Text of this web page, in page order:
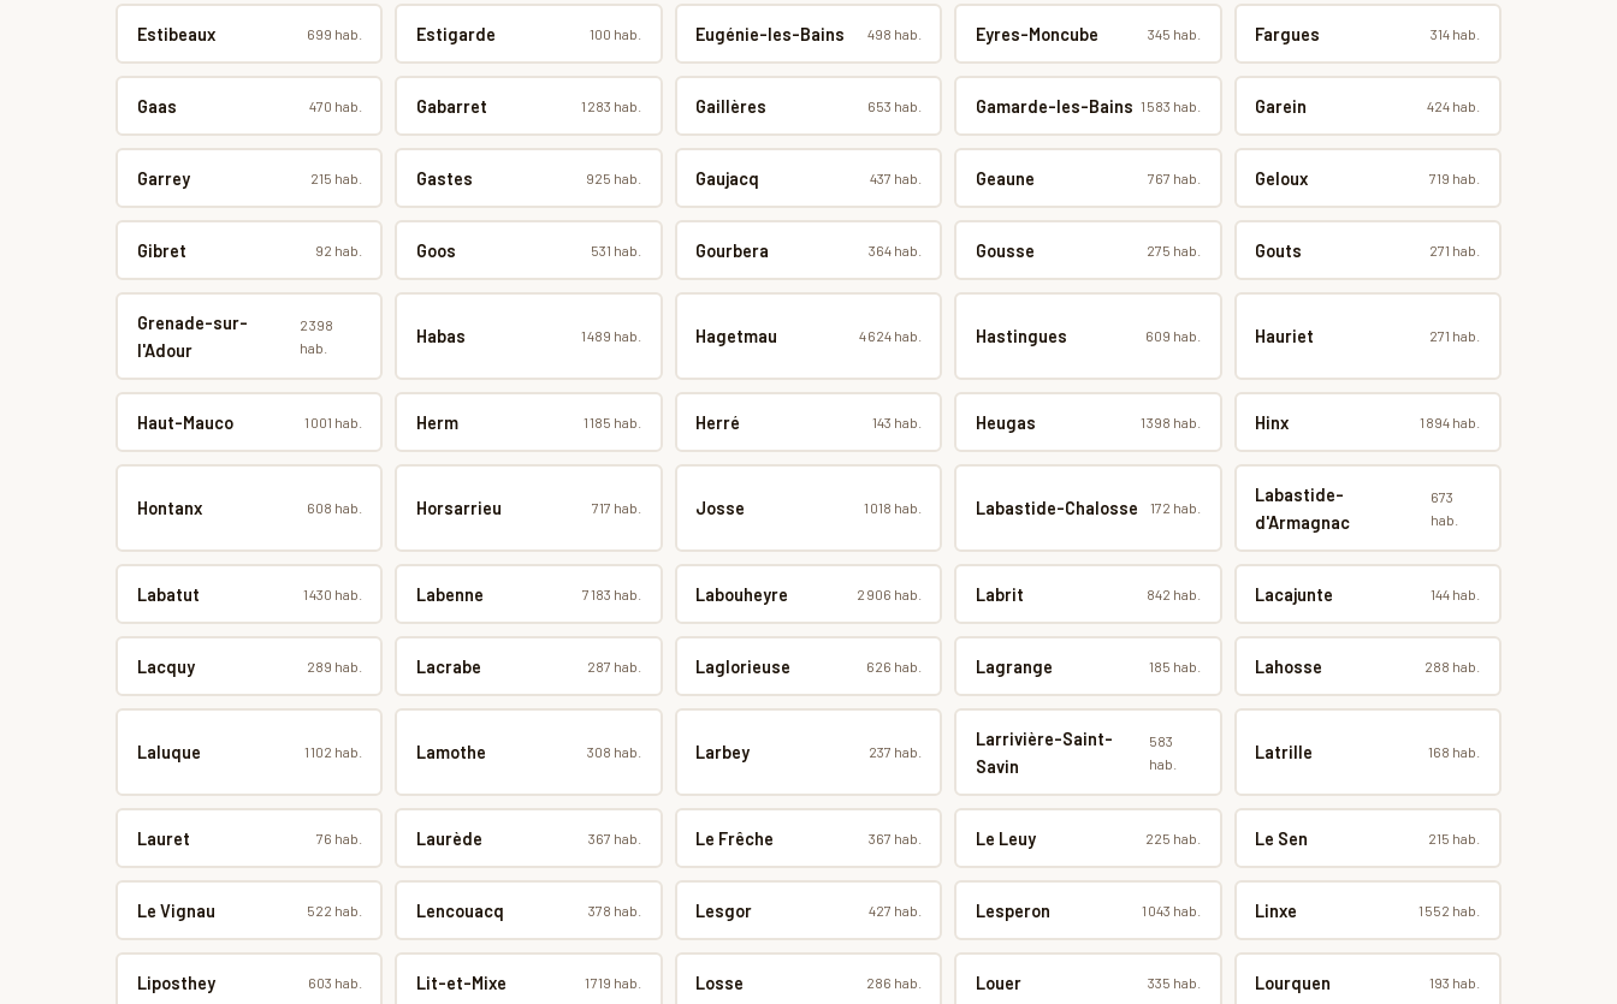
Estibeaux 699 hab. Estigarde 100 hab. Eugénie-les-Bains 498 hab. Eyres-Moncube 345 hab. Fargues 314 hab.
Gaas 470 hab. Gabarret 1 283 hab. Gaillères 653 hab. Gamarde-les-Bains 1 583 hab. Garein 424 hab.
Garrey 215 hab. Gastes 925 hab. Gaujacq 437 hab. Geaune 767 hab. Geloux 719 hab.
Gibret 92 hab. Goos 531 hab. Gourbera 364 hab. Gousse 275 hab. Gouts 271 hab.
Grenade-sur-
l'Adour
2 398
hab.
Habas 1 489 hab. Hagetmau 4 624 hab. Hastingues 609 hab. Hauriet 271 hab.
Haut-Mauco 1 001 hab. Herm 1 185 hab. Herré 143 hab. Heugas 1 398 hab. Hinx 1 894 hab.
Hontanx 608 hab. Horsarrieu 717 hab. Josse 1 018 hab. Labastide-Chalosse 172 hab.
Labastide-
d'Armagnac
673
hab.
Labatut 1 430 hab. Labenne 7 183 hab. Labouheyre 2 906 hab. Labrit 842 hab. Lacajunte 144 hab.
Lacquy 289 hab. Lacrabe 287 hab. Laglorieuse 626 hab. Lagrange 185 hab. Lahosse 288 hab.
Laluque 1 102 hab. Lamothe 308 hab. Larbey 237 hab.
Larrivière-Saint-
Savin
583
hab.
Latrille 168 hab.
Lauret 76 hab. Laurède 367 hab. Le Frêche 367 hab. Le Leuy 225 hab. Le Sen 215 hab.
Le Vignau 522 hab. Lencouacq 378 hab. Lesgor 427 hab. Lesperon 1 043 hab. Linxe 1 552 hab.
Liposthey 603 hab. Lit-et-Mixe 1 719 hab. Losse 286 hab. Louer 335 hab. Lourquen 193 hab.